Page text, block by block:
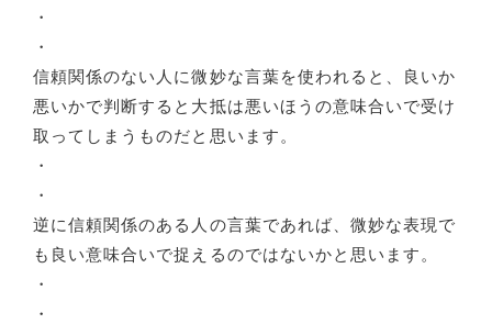
・
・
信頼関係のない人に微妙な言葉を使われると、良いか
悪いかで判断すると大抵は悪いほうの意味合いで受け
取ってしまうものだと思います。
・
・
逆に信頼関係のある人の言葉であれば、微妙な表現で
も良い意味合いで捉えるのではないかと思います。
・
・